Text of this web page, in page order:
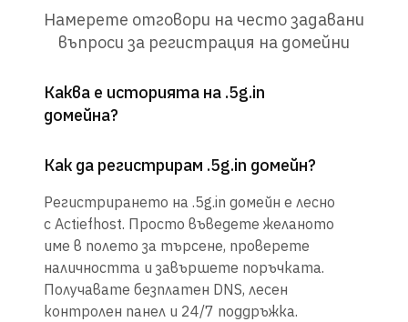
Намерете отговори на често задавани
въпроси за регистрация на домейни
Каква е историята на .5g.in
домейна?
Как да регистрирам .5g.in домейн?
Регистрирането на .5g.in домейн е лесно
с Actiefhost. Просто въведете желаното
име в полето за търсене, проверете
наличността и завършете поръчката.
Получавате безплатен DNS, лесен
контролен панел и 24/7 поддръжка.